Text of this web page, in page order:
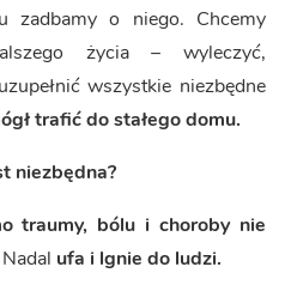
zadbamy o niego. Chcemy
życia – wyleczyć,
wszystkie niezbędne
trafić do stałego domu.
niezbędna?
traumy, bólu i choroby nie
ufa i lgnie do ludzi.